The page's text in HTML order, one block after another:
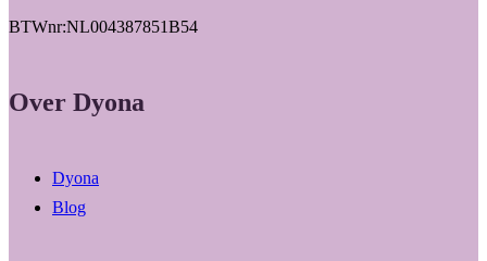
BTWnr:NL004387851B54
Over Dyona
Dyona
Blog